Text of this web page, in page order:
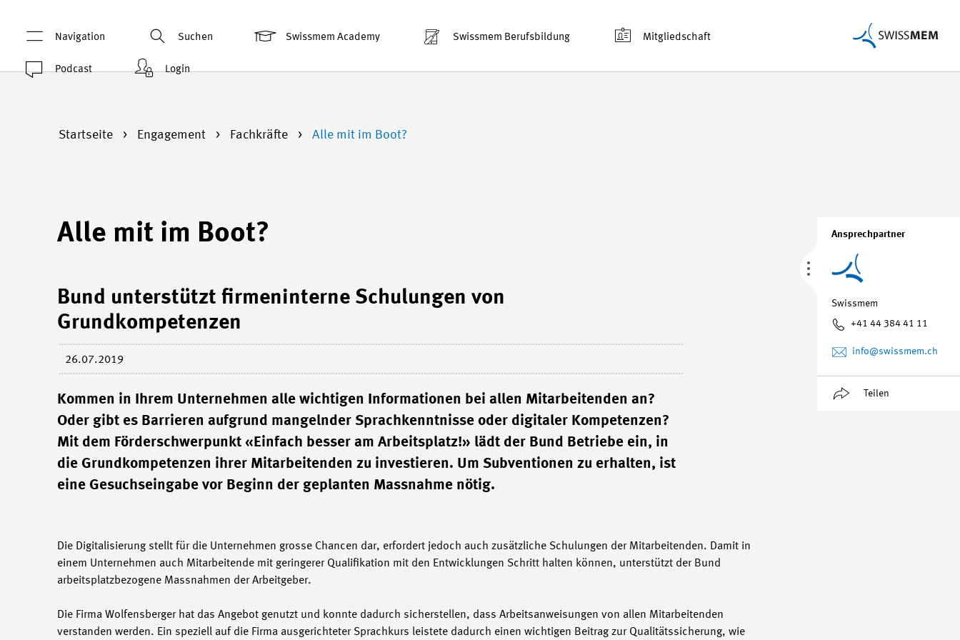
Navigation Suchen Swissmem Academy Swissmem Berufsbildung Mitgliedschaft
Podcast Login
Startseite Engagement Fachkräfte Alle mit im Boot?
Ansprechpartner
Swissmem
+41 44 384 41 11
info@swissmem.ch
Teilen
Alle mit im Boot?
Bund unterstützt firmeninterne Schulungen von
Grundkompetenzen
26.07.2019
Kommen in Ihrem Unternehmen alle wichtigen Informationen bei allen Mitarbeitenden an?
Oder gibt es Barrieren aufgrund mangelnder Sprachkenntnisse oder digitaler Kompetenzen?
Mit dem Förderschwerpunkt «Einfach besser am Arbeitsplatz!» lädt der Bund Betriebe ein, in
die Grundkompetenzen ihrer Mitarbeitenden zu investieren. Um Subventionen zu erhalten, ist
eine Gesuchseingabe vor Beginn der geplanten Massnahme nötig.
Die Digitalisierung stellt für die Unternehmen grosse Chancen dar, erfordert jedoch auch zusätzliche Schulungen der Mitarbeitenden. Damit in
einem Unternehmen auch Mitarbeitende mit geringerer Qualifikation mit den Entwicklungen Schritt halten können, unterstützt der Bund
arbeitsplatzbezogene Massnahmen der Arbeitgeber.
Die Firma Wolfensberger hat das Angebot genutzt und konnte dadurch sicherstellen, dass Arbeitsanweisungen von allen Mitarbeitenden
verstanden werden. Ein speziell auf die Firma ausgerichteter Sprachkurs leistete dadurch einen wichtigen Beitrag zur Qualitätssicherung, wie